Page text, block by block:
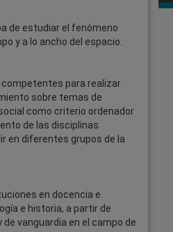
de estudiar el fenómeno
y a lo ancho del espacio.
para realizar
sobre temas de
como criterio ordenador
de las disciplinas
en diferentes grupos de la
en docencia e
e historia, a partir de
vanguardia en el campo de